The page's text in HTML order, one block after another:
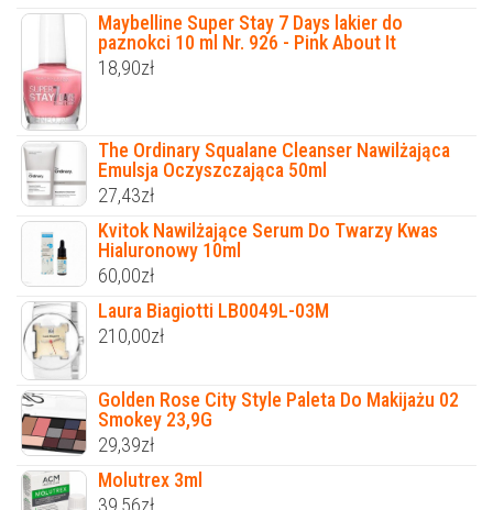
Maybelline Super Stay 7 Days lakier do
paznokci 10 ml Nr. 926 - Pink About It
18,90zł
The Ordinary Squalane Cleanser Nawilżająca
Emulsja Oczyszczająca 50ml
27,43zł
Kvitok Nawilżające Serum Do Twarzy Kwas
Hialuronowy 10ml
60,00zł
Laura Biagiotti LB0049L-03M
210,00zł
Golden Rose City Style Paleta Do Makijażu 02
Smokey 23,9G
29,39zł
Molutrex 3ml
39,56zł